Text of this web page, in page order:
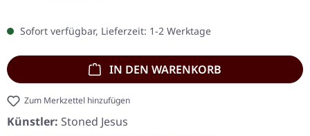
Sofort verfügbar, Lieferzeit: 1-2 Werktage
IN DEN WARENKORB
Zum Merkzettel hinzufügen
Künstler: Stoned Jesus